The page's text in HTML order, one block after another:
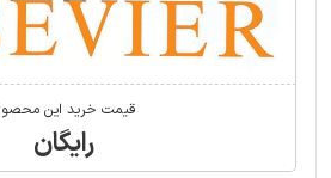
قیمت خرید این
رایگان